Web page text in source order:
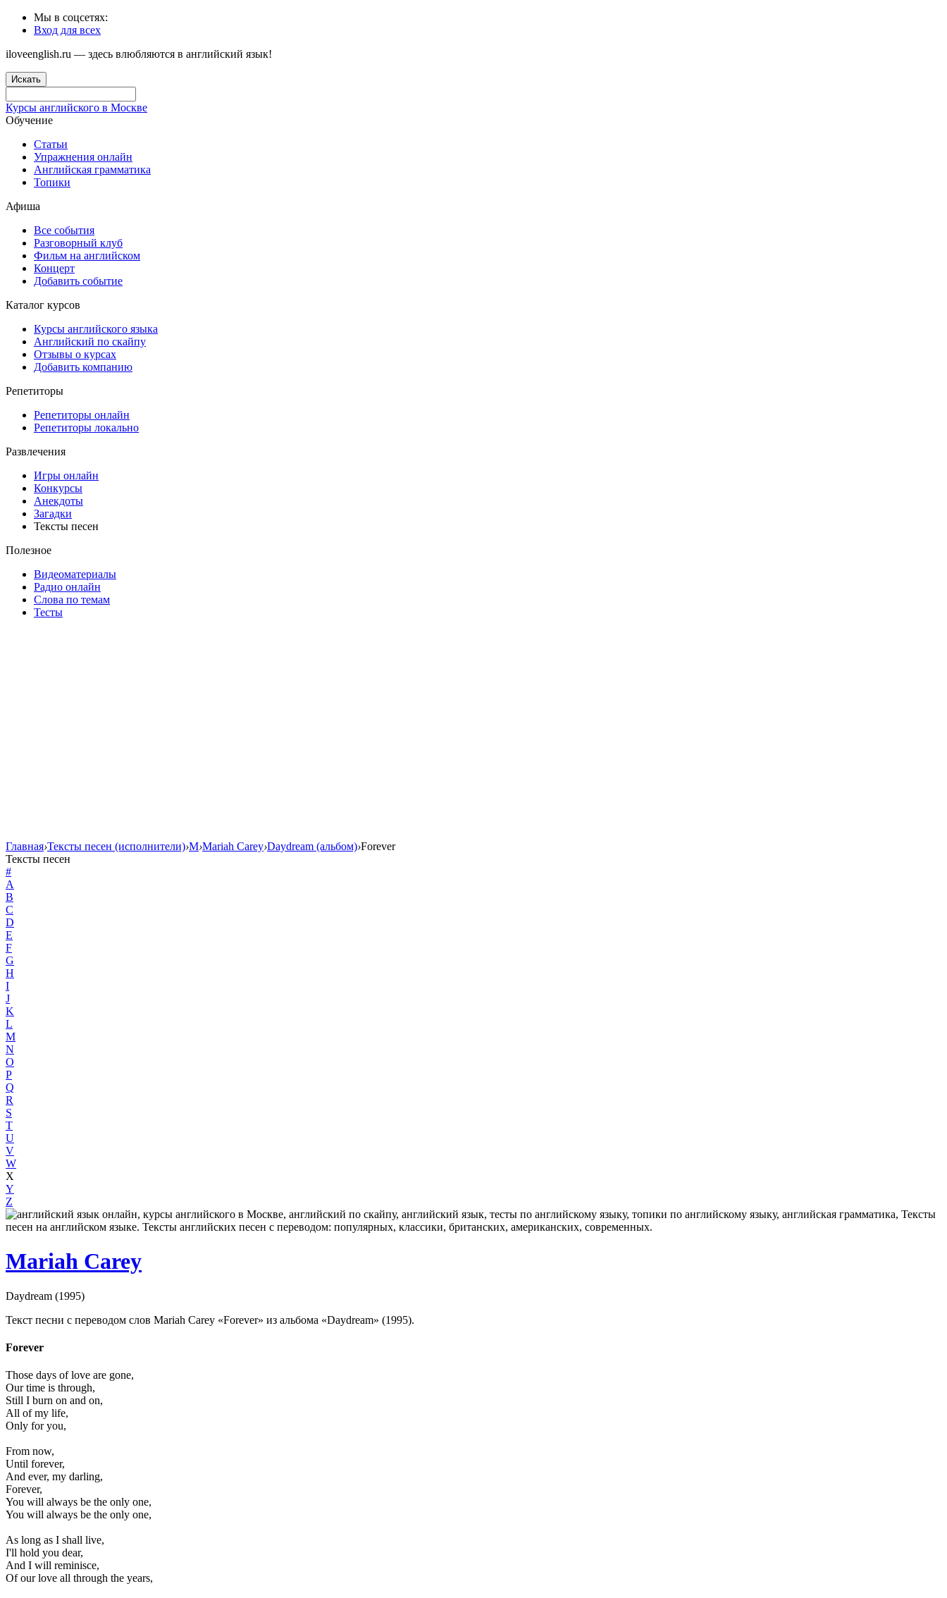
Мы в соцсетях:
Вход для всех
iloveenglish.ru — здесь влюбляются в английский язык!
Искать
Курсы английского в Москве
Обучение
Статьи
Упражнения онлайн
Английская грамматика
Топики
Афиша
Все события
Разговорный клуб
Фильм на английском
Концерт
Добавить событие
Каталог курсов
Курсы английского языка
Английский по скайпу
Отзывы о курсах
Добавить компанию
Репетиторы
Репетиторы онлайн
Репетиторы локально
Развлечения
Игры онлайн
Конкурсы
Анекдоты
Загадки
Тексты песен
Полезное
Видеоматериалы
Радио онлайн
Слова по темам
Тесты
Главная›Тексты песен (исполнители)›M›Mariah Carey›Daydream (альбом)›Forever
Тексты песен
#
A
B
C
D
E
F
G
H
I
J
K
L
M
N
O
P
Q
R
S
T
U
V
W
X
Y
Z
Mariah Carey
Daydream (1995)
Текст песни с переводом слов Mariah Carey «Forever» из альбома «Daydream» (1995).
Forever
Those days of love are gone,
Our time is through,
Still I burn on and on,
All of my life,
Only for you,
From now,
Until forever,
And ever, my darling,
Forever,
You will always be the only one,
You will always be the only one,
As long as I shall live,
I'll hold you dear,
And I will reminisce,
Of our love all through the years,